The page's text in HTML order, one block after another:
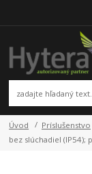
Úvod Príslušenstvo
bez slúchadiel (IP54);